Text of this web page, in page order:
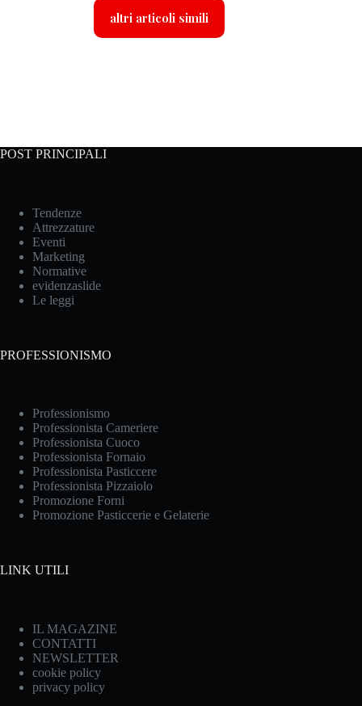
altri articoli simili
POST PRINCIPALI
Tendenze
Attrezzature
Eventi
Marketing
Normative
evidenzaslide
Le leggi
PROFESSIONISMO
Professionismo
Professionista Cameriere
Professionista Cuoco
Professionista Fornaio
Professionista Pasticcere
Professionista Pizzaiolo
Promozione Forni
Promozione Pasticcerie e Gelaterie
LINK UTILI
IL MAGAZINE
CONTATTI
NEWSLETTER
cookie policy
privacy policy